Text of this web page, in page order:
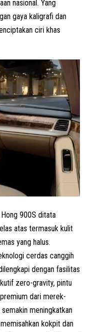
nasional. Yang
gaya kaligrafi dan
ciri khas
900S ditata
atas termasuk kulit
yang halus.
cerdas canggih
dengan fasilitas
zero-gravity, pintu
dari merek-
meningkatkan
kokpit dan